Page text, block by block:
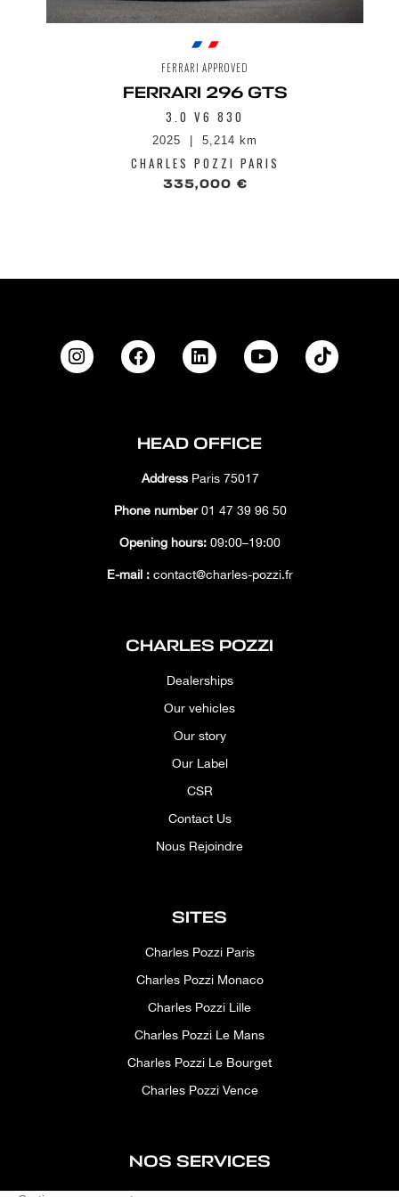
Suspensions à contrôle magnetorologique
Tire temperature and pressure monitoring
Carbo-ceramic braking system
Système info télématique avec nouveau
HMI avec mappes de navigation, port USB
sur tunnel central et streaming audio
Bluetooth
Système Side Slip Control 5,0 (SSC)
FERRARI APPROVED
FERRARI 296 GTS
3.0 V6 830
2025 5,214 km
CHARLES POZZI PARIS
335,000 €
HEAD OFFICE
AddressParis 75017
Phone number01 47 39 96 50
Opening hours: 09:00–19:00
E-mail : contact@charles-pozzi.fr
CHARLES POZZI
Dealerships
Our vehicles
Our story
Our Label
CSR
Contact Us
Nous Rejoindre
SITES
Charles Pozzi Paris
Charles Pozzi Monaco
Charles Pozzi Lille
Charles Pozzi Le Mans
Charles Pozzi Le Bourget
Charles Pozzi Vence
NOS SERVICES